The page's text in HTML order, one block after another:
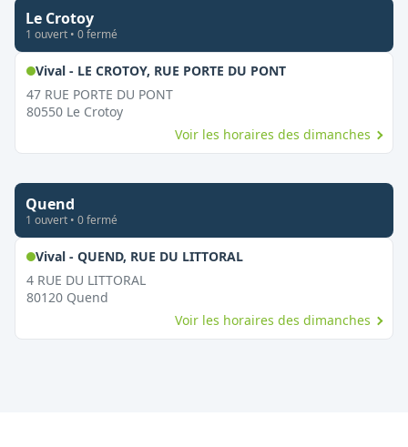
Le Crotoy
1 ouvert • 0fermé
Vival - LE CROTOY, RUE PORTE DU PONT,
47 RUE PORTE DU PONT
80550 Le Crotoy
Voir les horaires des dimanches
Quend
1 ouvert • 0fermé
Vival - QUEND, RUE DU LITTORAL,
4 RUE DU LITTORAL
80120 Quend
Voir les horaires des dimanches